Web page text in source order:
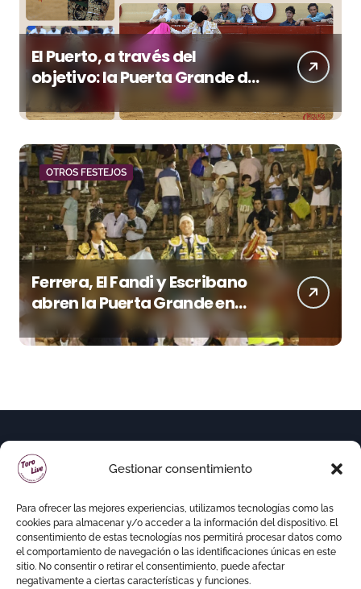
Gestionar consentimiento
Para ofrecer las mejores experiencias, utilizamos tecnologías como las
cookies para almacenar y/o acceder a la información del dispositivo. El
consentimiento de estas tecnologías nos permitirá procesar datos como
el comportamiento de navegación o las identificaciones únicas en este
sitio. No consentir o retirar el consentimiento, puede afectar
negativamente a ciertas características y funciones.
El Puerto, a través del
objetivo: la Puerta Grande de
Crespo y el aroma de
Morante
OTROS FESTEJOS
Ferrera, El Fandi y Escribano
abren la Puerta Grande en
una tarde triunfal en Azuaga